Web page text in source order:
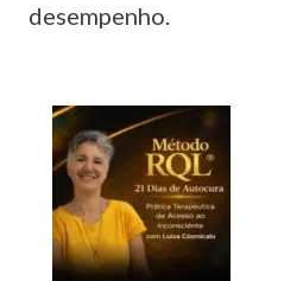
desempenho.